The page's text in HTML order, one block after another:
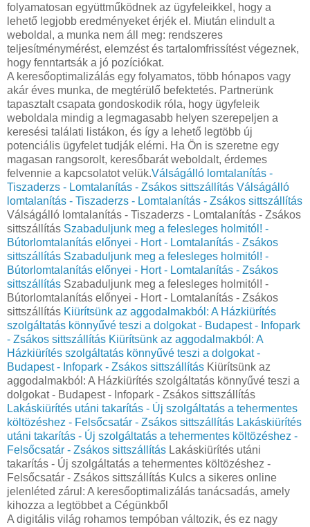
folyamatosan együttműködnek az ügyfeleikkel, hogy a
lehető legjobb eredményeket érjék el. Miután elindult a
weboldal, a munka nem áll meg: rendszeres
teljesítménymérést, elemzést és tartalomfrissítést végeznek,
hogy fenntartsák a jó pozíciókat.
A keresőoptimalizálás egy folyamatos, több hónapos vagy
akár éves munka, de megtérülő befektetés. Partnerünk
tapasztalt csapata gondoskodik róla, hogy ügyfeleik
weboldala mindig a legmagasabb helyen szerepeljen a
keresési találati listákon, és így a lehető legtöbb új
potenciális ügyfelet tudják elérni. Ha Ön is szeretne egy
magasan rangsorolt, keresőbarát weboldalt, érdemes
felvennie a kapcsolatot velük.Válságálló lomtalanítás -
Tiszaderzs - Lomtalanítás - Zsákos sittszállítás Válságálló
lomtalanítás - Tiszaderzs - Lomtalanítás - Zsákos sittszállítás
Válságálló lomtalanítás - Tiszaderzs - Lomtalanítás - Zsákos
sittszállítás Szabaduljunk meg a felesleges holmitól! -
Bútorlomtalanítás előnyei - Hort - Lomtalanítás - Zsákos
sittszállítás Szabaduljunk meg a felesleges holmitól! -
Bútorlomtalanítás előnyei - Hort - Lomtalanítás - Zsákos
sittszállítás Szabaduljunk meg a felesleges holmitól! -
Bútorlomtalanítás előnyei - Hort - Lomtalanítás - Zsákos
sittszállítás Kiürítsünk az aggodalmakból: A Házkiürítés
szolgáltatás könnyűvé teszi a dolgokat - Budapest - Infopark
- Zsákos sittszállítás Kiürítsünk az aggodalmakból: A
Házkiürítés szolgáltatás könnyűvé teszi a dolgokat -
Budapest - Infopark - Zsákos sittszállítás Kiürítsünk az
aggodalmakból: A Házkiürítés szolgáltatás könnyűvé teszi a
dolgokat - Budapest - Infopark - Zsákos sittszállítás
Lakáskiürítés utáni takarítás - Új szolgáltatás a tehermentes
költözéshez - Felsőcsatár - Zsákos sittszállítás Lakáskiürítés
utáni takarítás - Új szolgáltatás a tehermentes költözéshez -
Felsőcsatár - Zsákos sittszállítás Lakáskiürítés utáni
takarítás - Új szolgáltatás a tehermentes költözéshez -
Felsőcsatár - Zsákos sittszállítás Kulcs a sikeres online
jelenléted zárul: A keresőoptimalizálás tanácsadás, amely
kihozza a legtöbbet a Cégünkből
A digitális világ rohamos tempóban változik, és ez nagy